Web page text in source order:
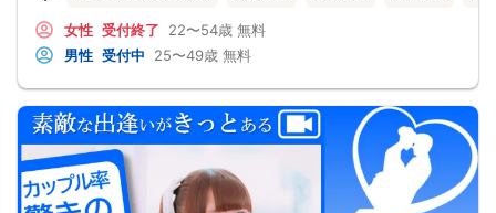
最短3ヶ月で彼女ができる可能性を高め、1年以内の結婚を目指すための
恋愛・婚活の具体的な方法をお伝えします。
【婚活戦略セミナーで得られるメリットは！】
●婚活パーティーやマッチングアプリで結果を出せるようになる
●異性とのコミュニケーションのポイントが理解できる
●好きになった女性との関係を続けられるようになる
まずは、異性が求めていることを理解し、
それを提供できる自分自身に変化していくことにより、
はじめて自分が好きな異性が自分を好きになってくれるようになり、
女性 受付終了 22〜54歳 無料
男性 受付中 25〜49歳 無料